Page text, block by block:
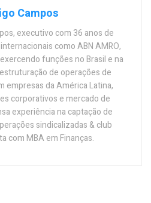
Campos
executivo com 36 anos de
como ABN AMRO,
funções no Brasil e na
de operações de
empresas da América Latina,
corporativos e mercado de
experiência na captação de
sindicalizadas & club
com MBA em Finanças.